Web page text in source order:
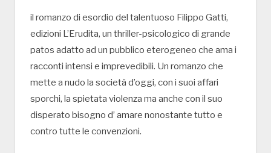
il romanzo di esordio del talentuoso Filippo Gatti,
edizioni L’Erudita, un thriller-psicologico di grande
patos adatto ad un pubblico eterogeneo che ama i
racconti intensi e imprevedibili. Un romanzo che
mette a nudo la società d’oggi, con i suoi affari
sporchi, la spietata violenza ma anche con il suo
disperato bisogno d’ amare nonostante tutto e
contro tutte le convenzioni.